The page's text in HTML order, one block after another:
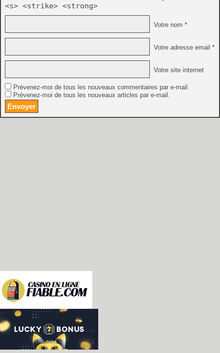
<s> <strike> <strong>
Votre nom *
Votre adresse email *
Votre site internet
Prévenez-moi de tous les nouveaux commentaires par e-mail.
Prévenez-moi de tous les nouveaux articles par e-mail.